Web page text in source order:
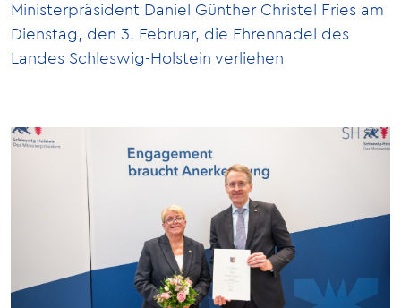
Ministerpräsident Daniel Günther Christel Fries am
Dienstag, den 3. Februar, die Ehrennadel des
Landes Schleswig-Holstein verliehen